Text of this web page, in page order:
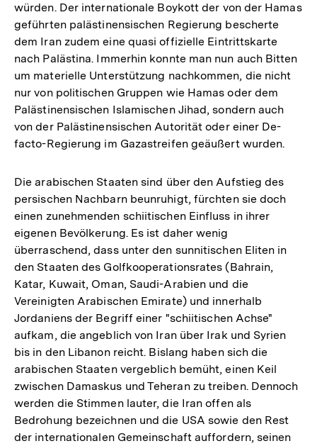
würden. Der internationale Boykott der von der Hamas
geführten palästinensischen Regierung bescherte
dem Iran zudem eine quasi offizielle Eintrittskarte
nach Palästina. Immerhin konnte man nun auch Bitten
um materielle Unterstützung nachkommen, die nicht
nur von politischen Gruppen wie Hamas oder dem
Palästinensischen Islamischen Jihad, sondern auch
von der Palästinensischen Autorität oder einer De-
facto-Regierung im Gazastreifen geäußert wurden.
Die arabischen Staaten sind über den Aufstieg des
persischen Nachbarn beunruhigt, fürchten sie doch
einen zunehmenden schiitischen Einfluss in ihrer
eigenen Bevölkerung. Es ist daher wenig
überraschend, dass unter den sunnitischen Eliten in
den Staaten des Golfkooperationsrates (Bahrain,
Katar, Kuwait, Oman, Saudi-Arabien und die
Vereinigten Arabischen Emirate) und innerhalb
Jordaniens der Begriff einer "schiitischen Achse"
aufkam, die angeblich von Iran über Irak und Syrien
bis in den Libanon reicht. Bislang haben sich die
arabischen Staaten vergeblich bemüht, einen Keil
zwischen Damaskus und Teheran zu treiben. Dennoch
werden die Stimmen lauter, die Iran offen als
Bedrohung bezeichnen und die USA sowie den Rest
der internationalen Gemeinschaft auffordern, seinen